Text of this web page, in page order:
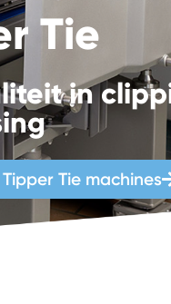
Tie
in
Tie machines